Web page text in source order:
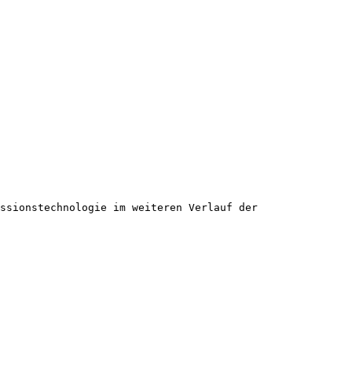
im weiteren Verlauf der